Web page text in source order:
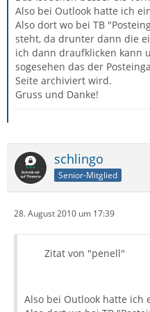
Also bei Outlook hatte ich
Also dort wo bei TB
steht, da drunter dann die
ich dann draufklicken kann
sogesehen das der
Seite archiviert wird.
Gruss und Danke!
schlingo
Senior-Mitglied
28. August 2010 um 17:39
Zitat von "penell"
Also bei Outlook hatte ich